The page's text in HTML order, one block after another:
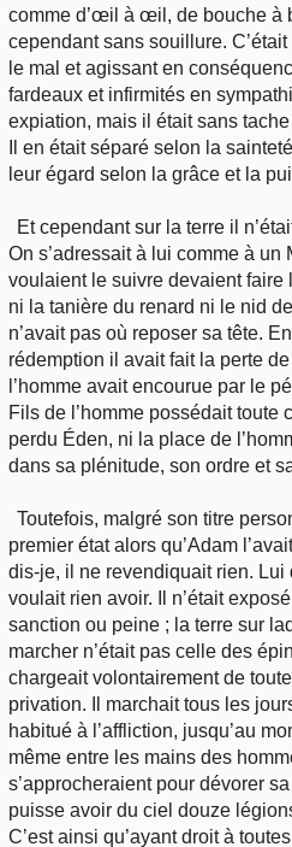
comme d’œil à œil, de bouche à
cependant sans souillure.
le mal et agissant en
fardeaux et infirmités en
expiation, mais il était sans
Il en était séparé selon la
leur égard selon la grâce et la
Et cependant sur la terre il
On s’adressait à lui comme à un
voulaient le suivre devaient faire
ni la tanière du renard ni le nid
n’avait pas où reposer sa tête.
rédemption il avait fait la perte
l’homme avait encourue par le
Fils de l’homme possédait toute
perdu Éden, ni la place de
dans sa plénitude, son ordre et
Toutefois, malgré son titre
premier état alors qu’Adam
dis-je, il ne revendiquait rien. Lui
voulait rien avoir. Il n’était
sanction ou peine ; la terre sur
marcher n’était pas celle des
chargeait volontairement de
privation. Il marchait tous les
habitué à l’affliction, jusqu’au
même entre les mains des
s’approcheraient pour dévorer
puisse avoir du ciel douze
C’est ainsi qu’ayant droit à